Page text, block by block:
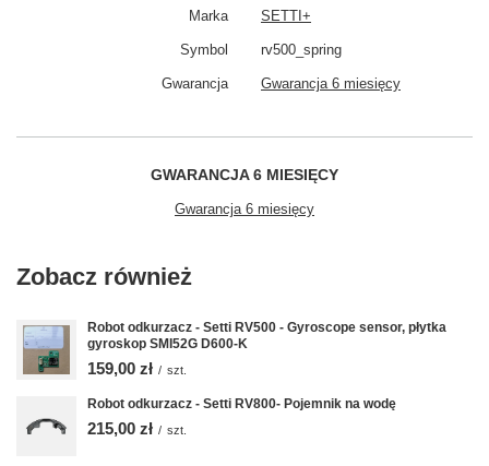
Marka SETTI+
Symbol rv500_spring
Gwarancja Gwarancja 6 miesięcy
GWARANCJA 6 MIESIĘCY
Gwarancja 6 miesięcy
Zobacz również
Robot odkurzacz - Setti RV500 - Gyroscope sensor, płytka
gyroskop SMI52G D600-K
159,00 zł / szt.
Robot odkurzacz - Setti RV800- Pojemnik na wodę
215,00 zł / szt.